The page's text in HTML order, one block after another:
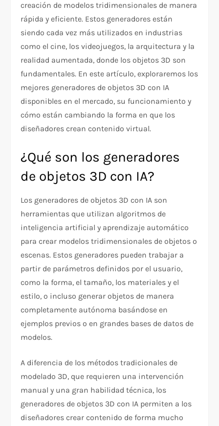
creación de modelos tridimensionales de manera
rápida y eficiente. Estos generadores están
siendo cada vez más utilizados en industrias
como el cine, los videojuegos, la arquitectura y la
realidad aumentada, donde los objetos 3D son
fundamentales. En este artículo, exploraremos los
mejores generadores de objetos 3D con IA
disponibles en el mercado, su funcionamiento y
cómo están cambiando la forma en que los
diseñadores crean contenido virtual.
¿Qué son los generadores
de objetos 3D con IA?
Los generadores de objetos 3D con IA son
herramientas que utilizan algoritmos de
inteligencia artificial y aprendizaje automático
para crear modelos tridimensionales de objetos o
escenas. Estos generadores pueden trabajar a
partir de parámetros definidos por el usuario,
como la forma, el tamaño, los materiales y el
estilo, o incluso generar objetos de manera
completamente autónoma basándose en
ejemplos previos o en grandes bases de datos de
modelos.
A diferencia de los métodos tradicionales de
modelado 3D, que requieren una intervención
manual y una gran habilidad técnica, los
generadores de objetos 3D con IA permiten a los
diseñadores crear contenido de forma mucho